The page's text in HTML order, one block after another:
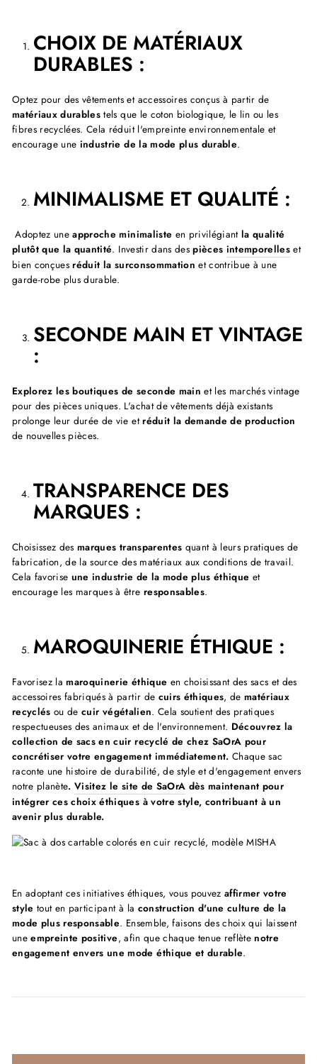
CHOIX DE MATÉRIAUX
DURABLES :
Optez pour des vêtements et accessoires conçus à partir de
matériaux durables tels que le coton biologique, le lin ou les
fibres recyclées. Cela réduit l'empreinte environnementale et
encourage une industrie de la mode plus durable.
MINIMALISME ET QUALITÉ :
Adoptez une approche minimaliste en privilégiantla qualité
plutôt que la quantité. Investir dans despièces intemporelles et
bien conçues réduit la surconsommation et contribue à une
garde-robe plus durable.
SECONDE MAIN ET VINTAGE
:
Explorez les boutiques de seconde main et les marchés vintage
pour des pièces uniques. L'achat de vêtements déjà existants
prolonge leur durée de vie etréduit la demande de production
de nouvelles pièces.
TRANSPARENCE DES
MARQUES :
Choisissez desmarques transparentes quant à leurs pratiques de
fabrication, de la source des matériaux aux conditions de travail.
Cela favorise une industrie de la mode plus éthique et
encourage les marques à être responsables.
MAROQUINERIE ÉTHIQUE :
Favorisez lamaroquinerie éthique en choisissant des sacs et des
accessoires fabriqués à partir de cuirs éthiques, dematériaux
recyclés ou de cuir végétalien. Cela soutient des pratiques
respectueuses des animaux et de l'environnement. Découvrez la
collection de sacs en cuir recyclé de chez SaOrA pour
concrétiser votre engagement immédiatement. Chaque sac
raconte une histoire de durabilité, de style et d'engagement envers
notre planète.Visitez le site de SaOrA dès maintenant pour
intégrer ces choix éthiques à votre style, contribuant à un
avenir plus durable.
En adoptant ces initiatives éthiques, vous pouvez affirmer votre
style tout en participant à la construction d'une culture de la
mode plus responsable. Ensemble, faisons des choix qui laissent
uneempreinte positive, afin que chaque tenue reflète notre
engagement envers une mode éthique et durable.